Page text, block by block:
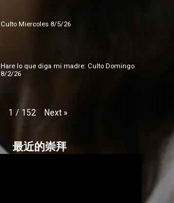
Culto Miercoles 8/5/26
Hare lo que diga mi madre: Culto Domingo
8/2/26
1 / 152 Next »
最近的崇拜